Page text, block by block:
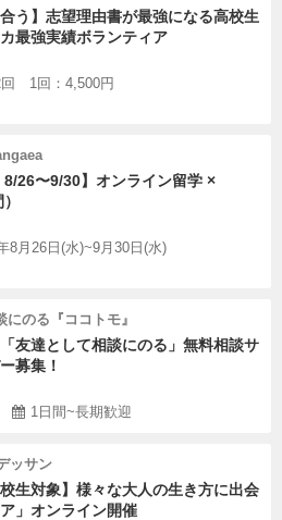
合う】志望理由書が最強になる高校生
最強実績ボランティア
回 1回：4,500円
8/26〜9/30】オンライン留学 ×
8月26日(水)~9月30日(水)
のる『ココトモ』
友達として相談にのる」無料相談サ
募集！
1日間~長期歓迎
ッサン
校生対象】様々な大人の生き方に出会
」オンライン開催